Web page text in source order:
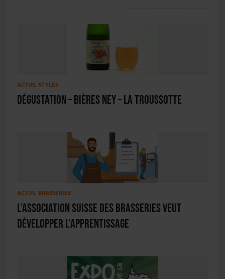
ACTUS, STYLES
Dégustation – Bières Ney – La Troussotte
ACTUS, BRASSERIES
L’Association suisse des brasseries veut
développer l’apprentissage